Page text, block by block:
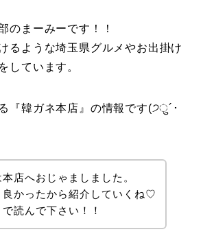
のまーみーです！！
るような埼玉県グルメやお出掛け
しています。
『韓ガネ本店』の情報です(੭ु´･
店へおじゃましました。
良かったから紹介していくね♡
読んで下さい！！